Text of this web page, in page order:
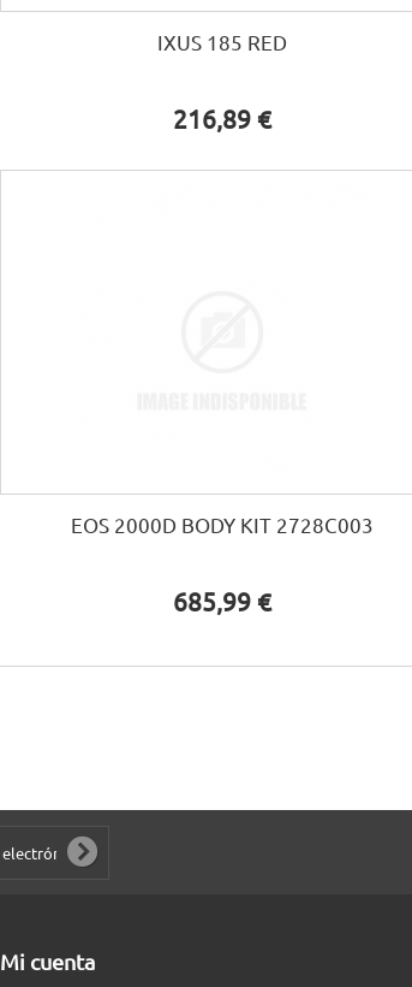
IXUS 185 RED
216,89 €
EOS 2000D BODY KIT 2728C003
685,99 €
Mi cuenta